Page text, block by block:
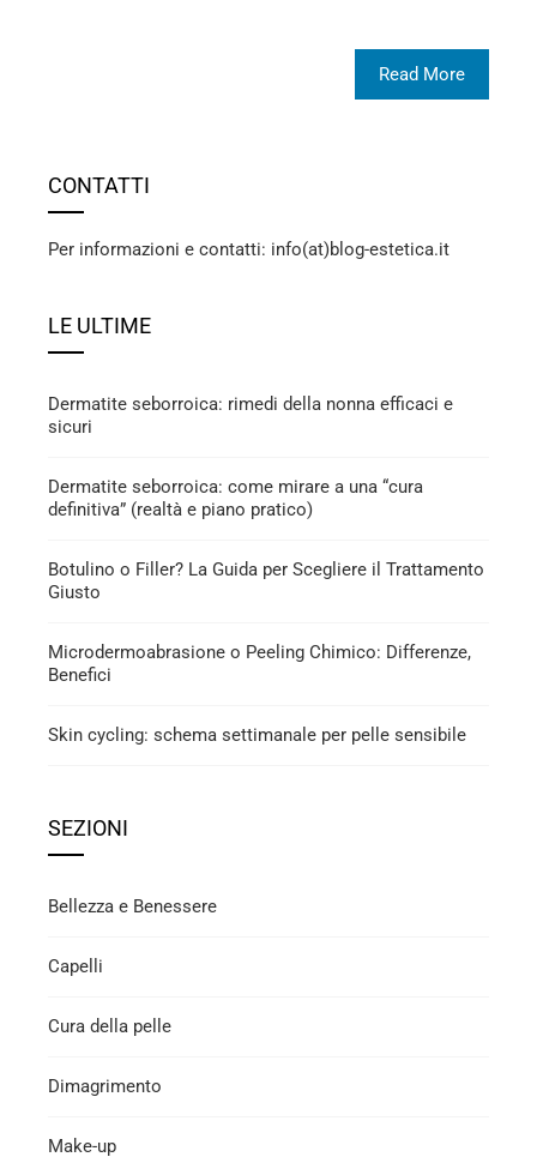
Read More
CONTATTI
Per informazioni e contatti: info(at)blog-estetica.it
LE ULTIME
Dermatite seborroica: rimedi della nonna efficaci e
sicuri
Dermatite seborroica: come mirare a una “cura
definitiva” (realtà e piano pratico)
Botulino o Filler? La Guida per Scegliere il Trattamento
Giusto
Microdermoabrasione o Peeling Chimico: Differenze,
Benefici
Skin cycling: schema settimanale per pelle sensibile
SEZIONI
Bellezza e Benessere
Capelli
Cura della pelle
Dimagrimento
Make-up